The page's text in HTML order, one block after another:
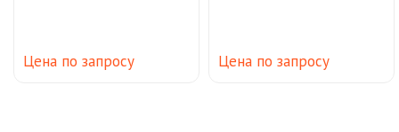
Цена по запросу Цена по запросу